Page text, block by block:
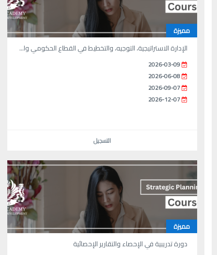
مميزة
الإدارة الاستراتيجية، التوجيه، والتخطيط في القطاع الحكومي وا...
2026-03-09
2026-06-08
2026-09-07
2026-12-07
التسجيل
مميزة
دورة تدريبية في الإحصاء والتقارير الإحصائية